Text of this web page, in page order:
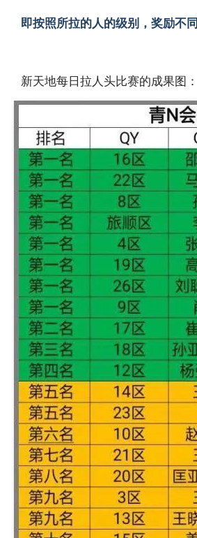
即按照所拉的人的级别，奖励不
新天地每日拉人头比赛的成果图：